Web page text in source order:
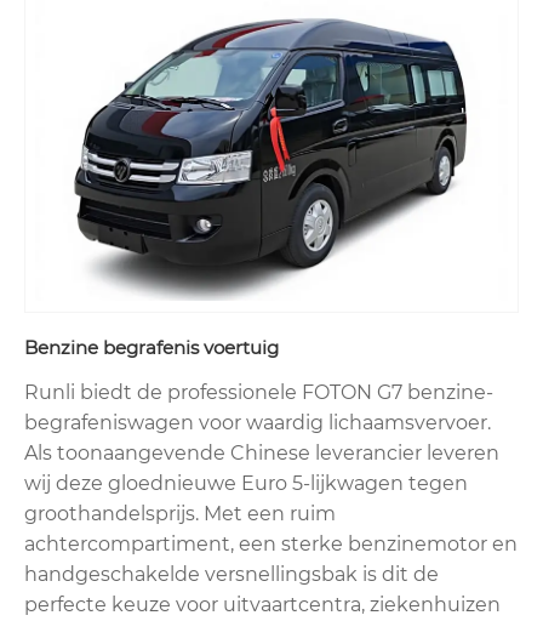
Benzine begrafenis voertuig
Runli biedt de professionele FOTON G7 benzine-
begrafeniswagen voor waardig lichaamsvervoer.
Als toonaangevende Chinese leverancier leveren
wij deze gloednieuwe Euro 5-lijkwagen tegen
groothandelsprijs. Met een ruim
achtercompartiment, een sterke benzinemotor en
handgeschakelde versnellingsbak is dit de
perfecte keuze voor uitvaartcentra, ziekenhuizen